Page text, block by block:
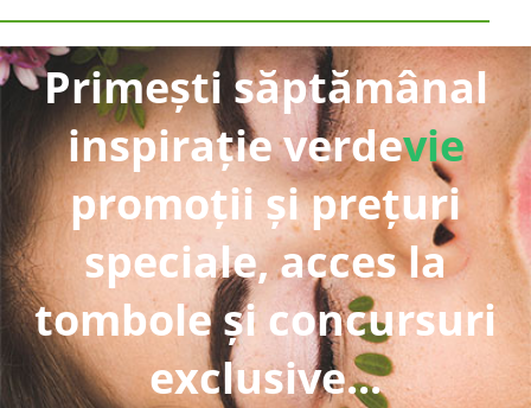
Primești săptămânal
inspirație verdevie
promoții și prețuri
speciale, acces la
tombole și concursuri
exclusive...